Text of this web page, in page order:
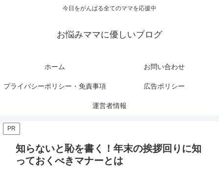
今日をがんばる全てのママを応援中
お悩みママに優しいブログ
ホーム お問い合わせ
プライバシーポリシー・免責事項 広告ポリシー
運営者情報
PR
知らないと恥を書く！年末の挨拶回りに知
っておくべきマナーとは